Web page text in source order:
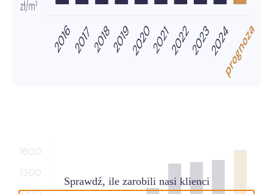
Sprawdź, ile zarobili nasi klienci